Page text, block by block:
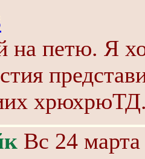
на петю. Я
Вс 24